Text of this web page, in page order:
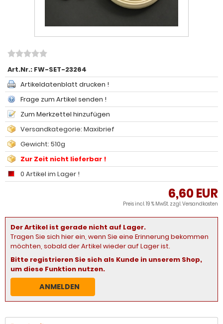
Art.Nr.: FW-SET-23264
Artikeldatenblatt drucken !
Frage zum Artikel senden !
Zum Merkzettel hinzufügen
Versandkategorie: Maxibrief
Gewicht: 510g
Zur Zeit nicht lieferbar !
0 Artikel im Lager !
6,60 EUR
Preis incl. 19 % MwSt. zzgl.Versandkosten
Der Artikel ist gerade nicht auf Lager.
Tragen Sie sich hier ein, wenn Sie eine Erinnerung bekommen
möchten, sobald der Artikel wieder auf Lager ist.
Bitte registrieren Sie sich als Kunde in unserem Shop,
um diese Funktion nutzen.
ANMELDEN